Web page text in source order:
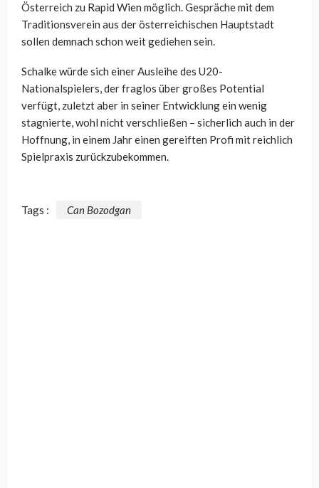
Österreich zu Rapid Wien möglich. Gespräche mit dem
Traditionsverein aus der österreichischen Hauptstadt
sollen demnach schon weit gediehen sein.
Schalke würde sich einer Ausleihe des U20-
Nationalspielers, der fraglos über großes Potential
verfügt, zuletzt aber in seiner Entwicklung ein wenig
stagnierte, wohl nicht verschließen – sicherlich auch in der
Hoffnung, in einem Jahr einen gereiften Profi mit reichlich
Spielpraxis zurückzubekommen.
Tags : Can Bozodgan